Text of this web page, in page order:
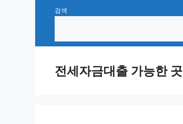
검색
전세자금대출 가능한 곳